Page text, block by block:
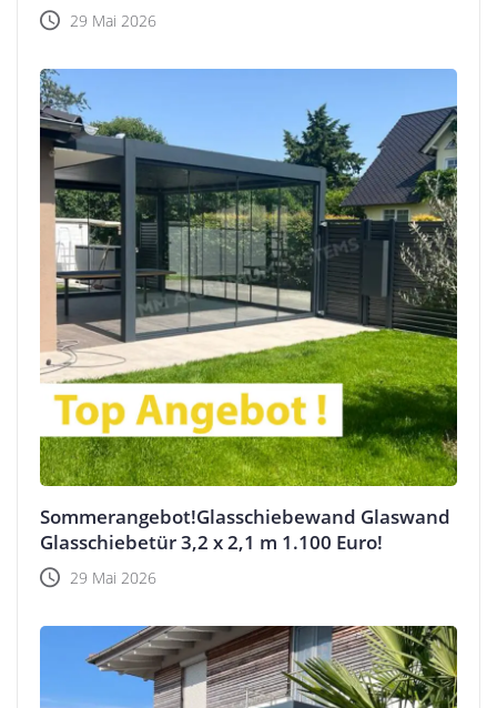
29 Mai 2026
Sommerangebot!Glasschiebewand Glaswand
Glasschiebetür 3,2 x 2,1 m 1.100 Euro!
29 Mai 2026